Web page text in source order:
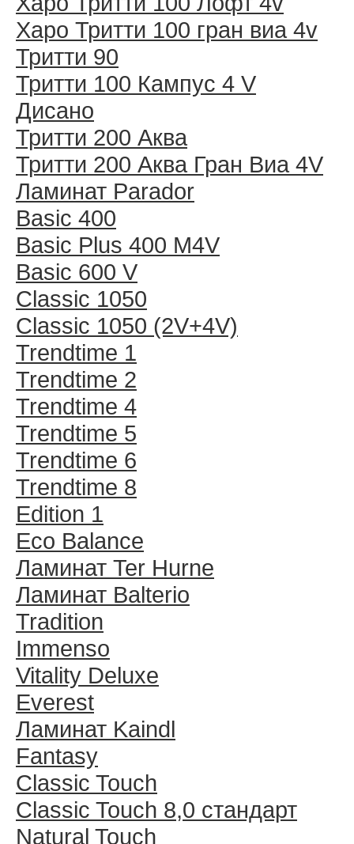
Харо Тритти 100 гран виа 4v
Тритти 90
Тритти 100 Кампус 4 V
Дисано
Тритти 200 Аква
Тритти 200 Аква Гран Виа 4V
Ламинат Parador
Basic 400
Basic Plus 400 M4V
Basic 600 V
Classic 1050
Classic 1050 (2V+4V)
Trendtime 1
Trendtime 2
Trendtime 4
Trendtime 5
Trendtime 6
Trendtime 8
Edition 1
Eco Balance
Ламинат Ter Hurne
Ламинат Balterio
Tradition
Immenso
Vitality Deluxe
Everest
Ламинат Kaindl
Fantasy
Classic Touch
Classic Touch 8,0 стандарт
Natural Touch